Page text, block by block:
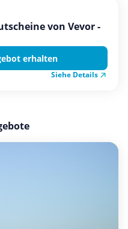
von Vevor -
erhalten
Siehe Details